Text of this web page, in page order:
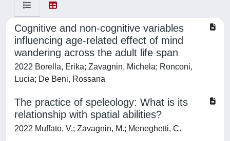
Cognitive and non-cognitive variables
influencing age-related effect of mind
wandering across the adult life span
2022 Borella, Erika; Zavagnin, Michela; Ronconi,
Lucia; De Beni, Rossana
The practice of speleology: What is its
relationship with spatial abilities?
2022 Muffato, V.; Zavagnin, M.; Meneghetti, C.